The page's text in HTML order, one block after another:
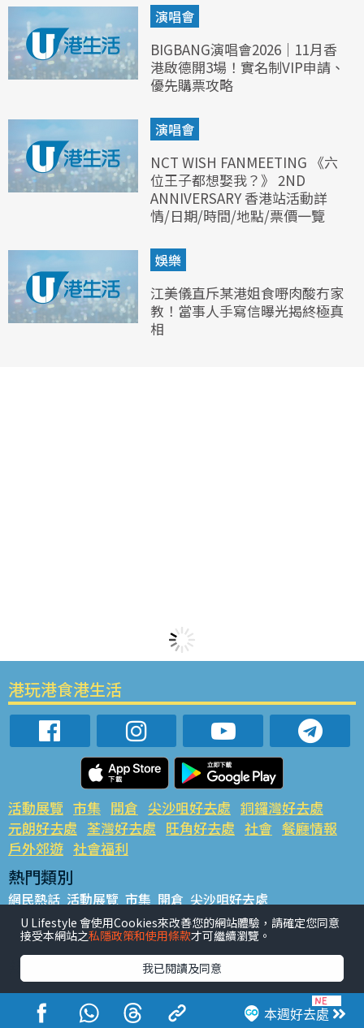
演唱會
BIGBANG演唱會2026｜11月香
港啟德開3場！實名制VIP申請、
優先購票攻略
演唱會
NCT WISH FANMEETING 《六
位王子都想娶我？》 2ND
ANNIVERSARY 香港站活動詳
情/日期/時間/地點/票價一覽
娛樂
江美儀直斥某港姐食嘢肉酸冇家
教！當事人手寫信曝光揭終極真
相
本週好去處
港玩港食港生活
活動展覽 市集 開倉 尖沙咀好去處 銅鑼灣好去處
元朗好去處 荃灣好去處 旺角好去處 社會 餐廳情報
戶外郊遊 社會福利
熱門類別
網民熱話 活動展覽 市集 開倉 尖沙咀好去處
銅鑼灣好去處 元朗好去處 荃灣好去處 旺角好去處 社會
餐廳情報 戶外郊遊
熱門標籤
#UGO搵好去處 #人氣活動推介 #美食社群熱話
#親子玩樂好去處
#ULifestyle應用程式
#限時搶
U Lifestyle 會使用Cookies來改善您的網站體驗，請確定您同意
接受本網站之私隱政策和使用條款才可繼續瀏覽。
我已閱讀及同意